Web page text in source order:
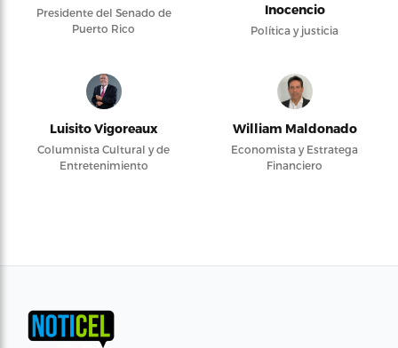
Presidente del Senado de
Puerto Rico
Inocencio
Política y justicia
Luisito Vigoreaux
Columnista Cultural y de
Entretenimiento
William Maldonado
Economista y Estratega
Financiero